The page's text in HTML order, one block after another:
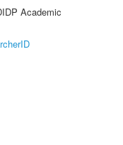
Academic